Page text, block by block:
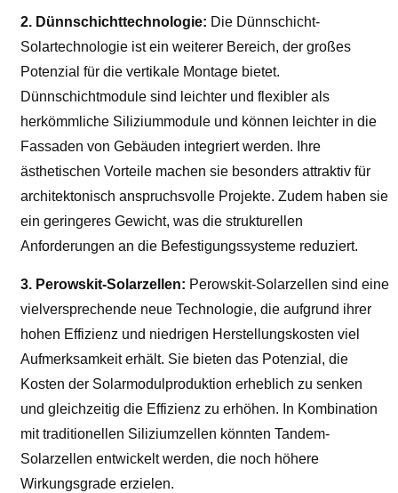
2. Dünnschichttechnologie: Die Dünnschicht-
Solartechnologie ist ein weiterer Bereich, der großes
Potenzial für die vertikale Montage bietet.
Dünnschichtmodule sind leichter und flexibler als
herkömmliche Siliziummodule und können leichter in die
Fassaden von Gebäuden integriert werden. Ihre
ästhetischen Vorteile machen sie besonders attraktiv für
architektonisch anspruchsvolle Projekte. Zudem haben sie
ein geringeres Gewicht, was die strukturellen
Anforderungen an die Befestigungssysteme reduziert.
3. Perowskit-Solarzellen: Perowskit-Solarzellen sind eine
vielversprechende neue Technologie, die aufgrund ihrer
hohen Effizienz und niedrigen Herstellungskosten viel
Aufmerksamkeit erhält. Sie bieten das Potenzial, die
Kosten der Solarmodulproduktion erheblich zu senken
und gleichzeitig die Effizienz zu erhöhen. In Kombination
mit traditionellen Siliziumzellen könnten Tandem-
Solarzellen entwickelt werden, die noch höhere
Wirkungsgrade erzielen.